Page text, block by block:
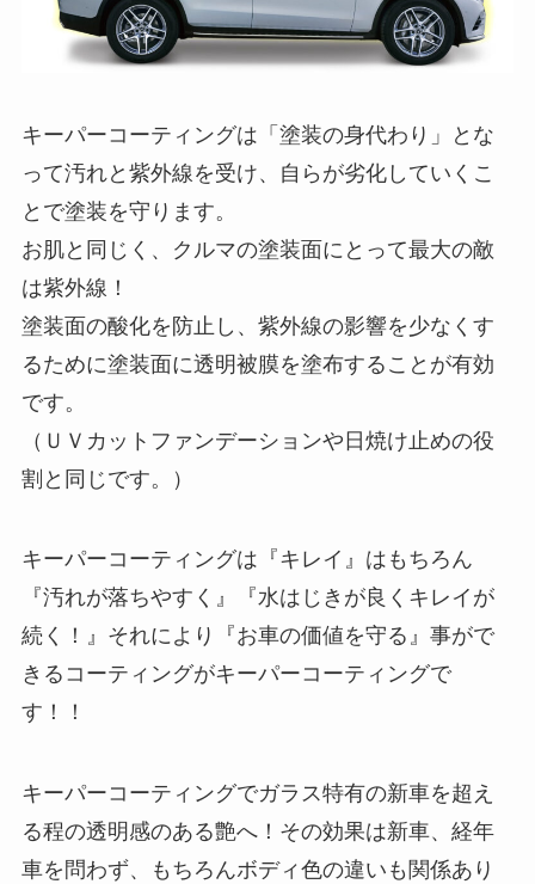
キーパーコーティングは「塗装の身代わり」とな
って汚れと紫外線を受け、自らが劣化していくこ
とで塗装を守ります。
お肌と同じく、クルマの塗装面にとって最大の敵
は紫外線！
塗装面の酸化を防止し、紫外線の影響を少なくす
るために塗装面に透明被膜を塗布することが有効
です。
（ＵＶカットファンデーションや日焼け止めの役
割と同じです。）
キーパーコーティングは『キレイ』はもちろん
『汚れが落ちやすく』『水はじきが良くキレイが
続く！』それにより『お車の価値を守る』事がで
きるコーティングがキーパーコーティングで
す！！
キーパーコーティングでガラス特有の新車を超え
る程の透明感のある艶へ！その効果は新車、経年
車を問わず、もちろんボディ色の違いも関係あり